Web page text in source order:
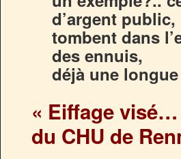
d’argent public,
tombent dans
des ennuis,
déjà une
« Eiffage
du CHU de